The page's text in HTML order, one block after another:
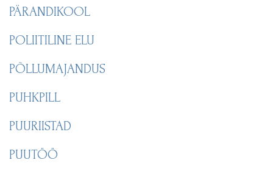
PÄRANDIKOOL
POLIITILINE ELU
PÕLLUMAJANDUS
PUHKPILL
PUURIISTAD
PUUTÖÖ